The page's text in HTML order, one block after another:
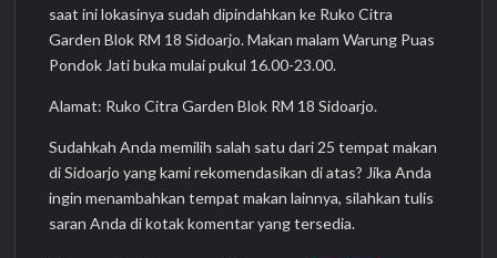
saat ini lokasinya sudah dipindahkan ke Ruko Citra
Garden Blok RM 18 Sidoarjo. Makan malam Warung Puas
Pondok Jati buka mulai pukul 16.00-23.00.
Alamat: Ruko Citra Garden Blok RM 18 Sidoarjo.
Sudahkah Anda memilih salah satu dari 25 tempat makan
di Sidoarjo yang kami rekomendasikan di atas? Jika Anda
ingin menambahkan tempat makan lainnya, silahkan tulis
saran Anda di kotak komentar yang tersedia.